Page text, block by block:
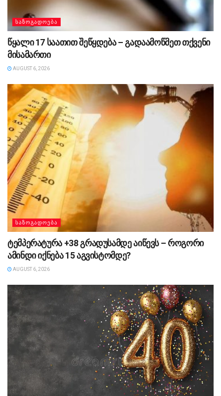
ᲡᲐᲖᲝᲒᲐᲓᲝᲔᲑᲐ
წყალი 17 საათით შეწყდება – გადაამოწმეთ თქვენი
მისამართი
AUGUST 6, 2026
ᲡᲐᲖᲝᲒᲐᲓᲝᲔᲑᲐ
ტემპერატურა +38 გრადუსამდე აიწევს – როგორი
ამინდი იქნება 15 აგვისტომდე?
AUGUST 6, 2026